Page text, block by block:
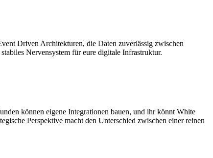
Driven Architekturen, die Daten zuverlässig zwischen
Nervensystem für eure digitale Infrastruktur.
können eigene Integrationen bauen, und ihr könnt White
Perspektive macht den Unterschied zwischen einer reinen